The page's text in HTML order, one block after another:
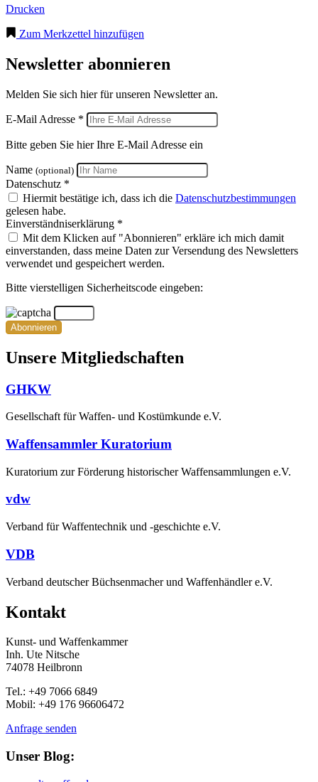
Drucken
Zum Merkzettel hinzufügen
Newsletter abonnieren
Melden Sie sich hier für unseren Newsletter an.
E-Mail Adresse *
Bitte geben Sie hier Ihre E-Mail Adresse ein
Name (optional)
Datenschutz *
Hiermit bestätige ich, dass ich die Datenschutzbestimmungen
gelesen habe.
Einverständniserklärung *
Mit dem Klicken auf "Abonnieren" erkläre ich mich damit
einverstanden, dass meine Daten zur Versendung des Newsletters
verwendet und gespeichert werden.
Bitte vierstelligen Sicherheitscode eingeben:
Abonnieren
Unsere Mitgliedschaften
GHKW
Gesellschaft für Waffen- und Kostümkunde e.V.
Waffensammler Kuratorium
Kuratorium zur Förderung historischer Waffensammlungen e.V.
vdw
Verband für Waffentechnik und -geschichte e.V.
VDB
Verband deutscher Büchsenmacher und Waffenhändler e.V.
Kontakt
Kunst- und Waffenkammer
Inh. Ute Nitsche
74078 Heilbronn
Tel.: +49 7066 6849
Mobil: +49 176 96606472
Anfrage senden
Unser Blog: